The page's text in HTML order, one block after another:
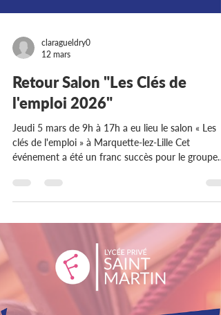
claragueldry0
12 mars
Retour Salon "Les Clés de
Jeudi 5 mars de 9h à 17h a eu lieu le salon « Les
clés de l'emploi » à Marquette-lez-Lille Cet
événement a été un franc succès pour le groupe
FRESC qui a pu présenter aux visiteurs ses
formations en apprentissage dans le domaine du
tertiaire, des métiers de bouche et de
en paramédical du CAP au Post Bac. Une journée